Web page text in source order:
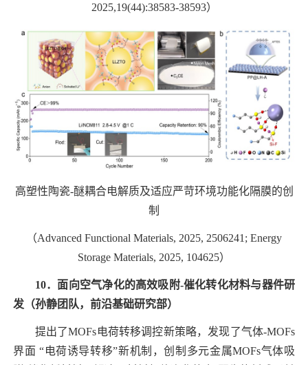
2025,19(44):38583-38593）
高塑性陶瓷-醚耦合电解质及适应严苛环境功能化隔膜的创
制
（Advanced Functional Materials, 2025, 2506241; Energy
Storage Materials, 2025, 104625）
10．面向空气净化的高效吸附-催化转化材料与器件研
发（孙静团 队，前沿基础研究部）
提出了MOFs电荷转移调控新策略，发现了气体-MOFs
界面 “电荷诱导转移”新机制，创制多元金属MOFs气体吸